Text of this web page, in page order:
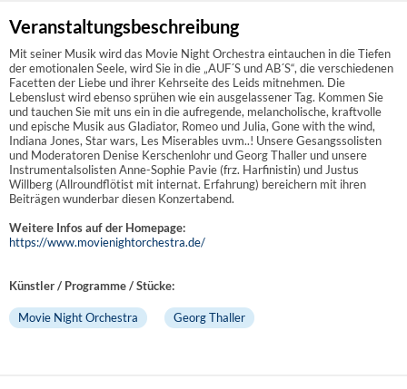
Veranstaltungsbeschreibung
Mit seiner Musik wird das Movie Night Orchestra eintauchen in die Tiefen
der emotionalen Seele, wird Sie in die „AUF´S und AB´S“, die verschiedenen
Facetten der Liebe und ihrer Kehrseite des Leids mitnehmen. Die
Lebenslust wird ebenso sprühen wie ein ausgelassener Tag. Kommen Sie
und tauchen Sie mit uns ein in die aufregende, melancholische, kraftvolle
und epische Musik aus Gladiator, Romeo und Julia, Gone with the wind,
Indiana Jones, Star wars, Les Miserables uvm..! Unsere Gesangssolisten
und Moderatoren Denise Kerschenlohr und Georg Thaller und unsere
Instrumentalsolisten Anne-Sophie Pavie (frz. Harfinistin) und Justus
Willberg (Allroundflötist mit internat. Erfahrung) bereichern mit ihren
Beiträgen wunderbar diesen Konzertabend.
Weitere Infos auf der Homepage:
https://www.movienightorchestra.de/
Künstler / Programme / Stücke:
Movie Night Orchestra Georg Thaller